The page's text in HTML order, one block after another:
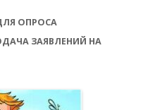
ОПРОСА
ЗАЯВЛЕНИЙ НА